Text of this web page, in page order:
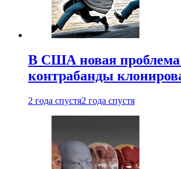
В США новая
контрабанды
2 года спустя2 года спустя